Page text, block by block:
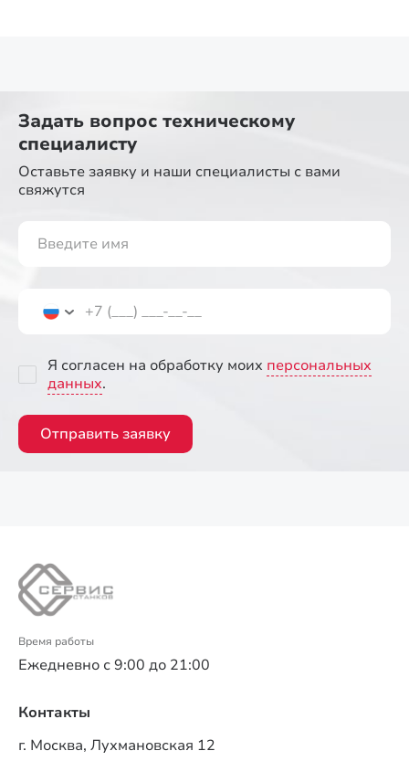
Задать вопрос техническому
специалисту
Оставьте заявку и наши специалисты с вами
свяжутся
Я согласен на обработку моих персональных
данных.
Отправить заявку
Время работы
Ежедневно с 9:00 до 21:00
Контакты
г. Москва, Лухмановская 12